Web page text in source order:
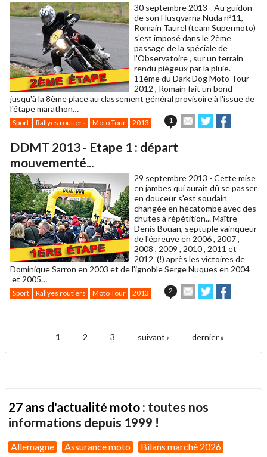
30 septembre 2013 - Au guidon
de son Husqvarna Nuda n°11,
Romain Taurel (team Supermoto)
s'est imposé dans le 2ème
passage de la spéciale de
l'Observatoire , sur un terrain
rendu piégeux par la pluie.
11ème du Dark Dog Moto Tour
2012 , Romain fait un bond
jusqu'à la 8ème place au classement général provisoire à l'issue de
l'étape marathon…
Sport Rallyes routiers Moto Tour 2013 1
Envoyer
cet
Partager
sur sur
DDMT 2013 - Etape 1 : départ
mouvementé...
29 septembre 2013 - Cette mise
en jambes qui aurait dû se passer
en douceur s'est soudain
changée en hécatombe avec des
chutes à répétition... Maître
Denis Bouan, septuple vainqueur
de l'épreuve en 2006 , 2007 ,
2008 , 2009 , 2010 , 2011 et
2012 (!) après les victoires de
Dominique Sarron en 2003 et de l'ignoble Serge Nuques en 2004
et 2005…
Sport Rallyes routiers Moto Tour 2013 2
Envoyer
cet
ami
Partager
sur sur
1 2 3 suivant › dernier »
27 ans d'actualité moto : toutes nos
informations depuis 1999 !
Allemagne Assurance moto Bilans marché 2026